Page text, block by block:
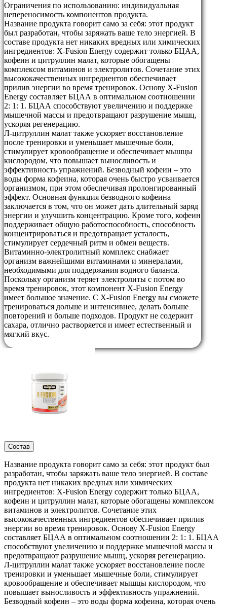
Ограничения по использованию: индивидуальная
непереносимость компонентов продукта.
Название продукта говорит само за себя: этот продукт
был разработан, чтобы заряжать ваше тело энергией. В
составе продукта нет никаких вредных или химических
ингредиентов: X-Fusion Energy содержит только БЦАА,
кофеин и цитруллин малат, которые обогащены
комплексом витаминов и электролитов. Сочетание этих
высококачественных ингредиентов обеспечивает
прилив энергии во время тренировок. Основу X-Fusion
Energy составляет БЦАА в оптимальном соотношении
2: 1: 1. БЦАА способствуют увеличению и поддержке
мышечной массы и предотвращают разрушение мышц,
ускоряя регенерацию.
Л-цитруллин малат также ускоряет восстановление
после тренировки и уменьшает мышечные боли,
стимулирует кровообращение и обеспечивает мышцы
кислородом, что повышает выносливость и
эффективность упражнений. Безводный кофеин – это
воды форма кофеина, которая очень быстро усваивается
организмом, при этом обеспечивая пролонгированный
эффект. Основная функция безводного кофеина
заключается в том, что он может дать длительный заряд
энергии и улучшить концентрацию. Кроме того, кофеин
поддерживает общую работоспособность, способность
концентрироваться и предотвращает усталость,
стимулирует сердечный ритм и обмен веществ.
Витаминно-электролитный комплекс снабжает
организм важнейшими витаминами и минералами,
необходимыми для поддержания водного баланса.
Поскольку организм теряет электролиты с потом во
время тренировок, этот компонент X-Fusion Energy
имеет большое значение. С X-Fusion Energy вы сможете
тренироваться дольше и интенсивнее, делать больше
повторений и больше подходов. Продукт не содержит
сахара, отлично растворяется и имеет естественный и
мягкий вкус.
Состав
Название продукта говорит само за себя: этот продукт был
разработан, чтобы заряжать ваше тело энергией. В составе
продукта нет никаких вредных или химических
ингредиентов: X-Fusion Energy содержит только БЦАА,
кофеин и цитруллин малат, которые обогащены комплексом
витаминов и электролитов. Сочетание этих
высококачественных ингредиентов обеспечивает прилив
энергии во время тренировок. Основу X-Fusion Energy
составляет БЦАА в оптимальном соотношении 2: 1: 1. БЦАА
способствуют увеличению и поддержке мышечной массы и
предотвращают разрушение мышц, ускоряя регенерацию.
Л-цитруллин малат также ускоряет восстановление после
тренировки и уменьшает мышечные боли, стимулирует
кровообращение и обеспечивает мышцы кислородом, что
повышает выносливость и эффективность упражнений.
Безводный кофеин – это воды форма кофеина, которая очень